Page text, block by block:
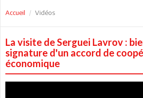
Accueil Vidéos
La visite de Serguei Lavrov :
signature d'un accord de
économique